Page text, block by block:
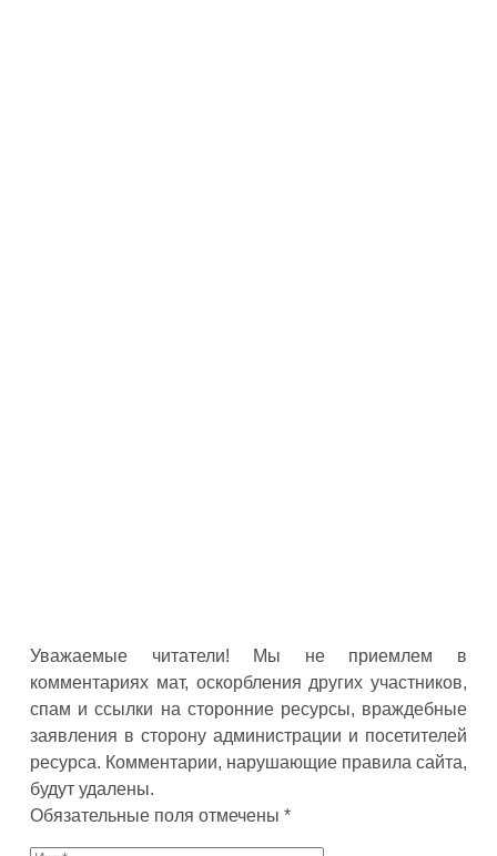
Уважаемые читатели! Мы не приемлем в
комментариях мат, оскорбления других участников,
спам и ссылки на сторонние ресурсы, враждебные
заявления в сторону администрации и посетителей
ресурса. Комментарии, нарушающие правила сайта,
будут удалены.
Обязательные поля отмечены *